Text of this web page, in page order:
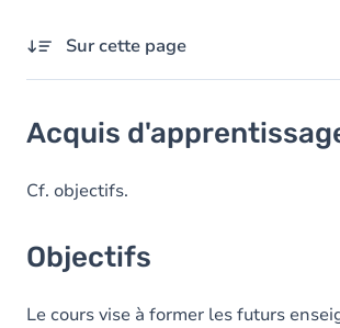
Sur cette page
Objectifs
Contenu
Acquis
Cf. objectifs.
Objectifs
Le cours vise à former les futurs